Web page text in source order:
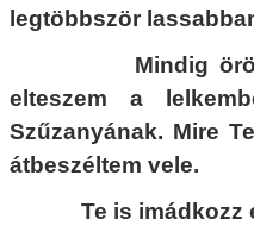
legtöbbször
Mindig örömet
elteszem a
Szűzanyának. Mire
átbeszéltem vele.
Te is imádkozz